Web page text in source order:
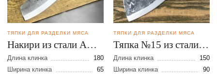
ТЯПКИ ДЛЯ РАЗДЕЛКИ МЯСА
Накири из стали AUS-
8
Длина клинка
180
Ширина клинка
65
ТЯПКИ ДЛЯ РАЗДЕЛКИ МЯСА
Тяпка №15 из стали
110Х18
Длина клинка
150
Ширина клинка
90